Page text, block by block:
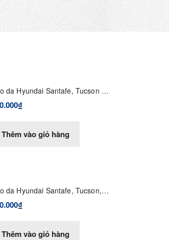
da Hyundai Santafe, Tucson -
- SNAP - Vachetta
Thêm vào giỏ hàng
da Hyundai Santafe, Tucson,
5 - 2022 - Devil - Vachetta
Thêm vào giỏ hàng